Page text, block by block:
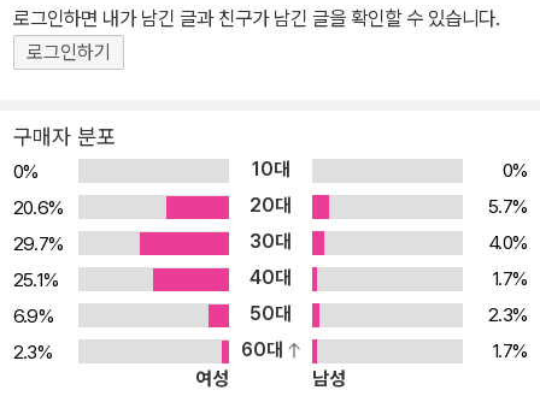
모의고사 제공 - 1초 합격예측 서비스 모의고사 회차별 QR코드를 스
캔한 후, 모바일 OMR을 이용하여 실전처럼 풀이 가능 5) 풍부한 부
가학습자료 - 최신기출 3회차 해설특강 [활용 방법] 교재 내 QR 코
상강의실 - 플래너 & 약점체크표 체계적인 학습 계획 수립 및 약점 파
악을 통한 기본서 연계학습 가능
로그인하면 내가 남긴 글과 친구가 남긴 글을 확인할 수 있습니다.
로그인하기
구매자 분포
0% 10대
0%
20.6%
20대
5.7%
29.7%
30대
4.0%
25.1%
40대
1.7%
6.9%
50대
2.3%
2.3%
60대
1.7%
여성
남성